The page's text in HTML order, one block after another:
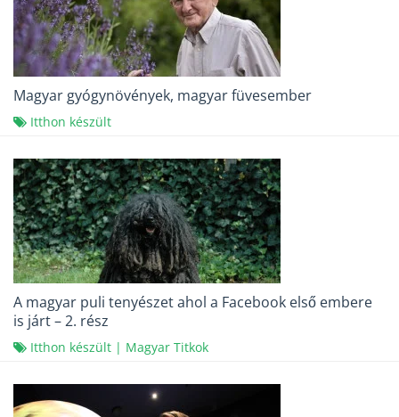
Magyar gyógynövények, magyar füvesember
Itthon készült
A magyar puli tenyészet ahol a Facebook első embere
is járt – 2. rész
Itthon készült | Magyar Titkok